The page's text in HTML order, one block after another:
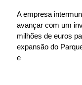
A empresa
avançar com um
milhões de euros
expansão do
e